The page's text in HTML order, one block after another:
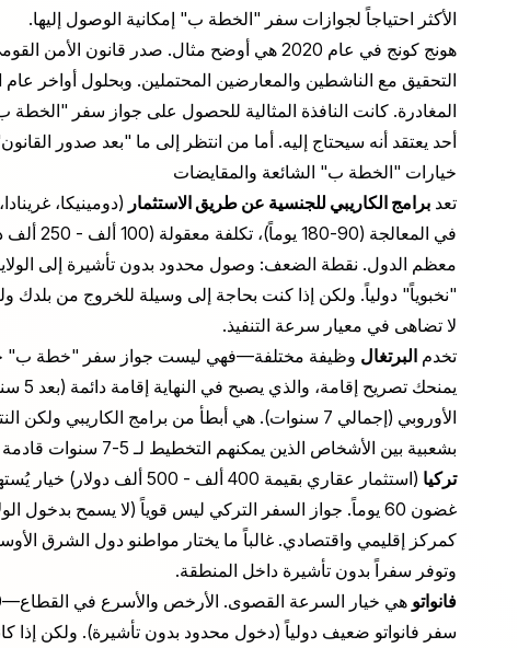
الأكثر احتياجاً لجوازات سفر "الخطة ب" إمكانية الوصول إليها.
أحد يعتقد أنه سيحتاج إليه. أما من انتظر إلى ما "بعد صدور
خيارات "الخطة ب" الشائعة والمقايضات
تعد برامج الكاريبي للجنسية عن طريق الاستثمار (دومينيكا،
في
معظم الدول. نقطة الضعف: وصول محدود بدون تأشيرة إلى
"نخبوياً" دولياً. ولكن إذا كنت بحاجة إلى وسيلة للخروج من بلدك
لا تضاهى في معيار سرعة التنفيذ.
تخدم البرتغال
الأوروبي (إجمالي 7 سنوات). هي أبطأ من برامج
بشعبية بين الأشخاص الذين يمكنهم التخطيط لـ 5-7 سنوات قادمة ويريدون جواز سفر معترفاً به عالمياً.
تركيا
(استثمار عقاري بقيمة 400
غضون 60 يوماً. جواز السفر التركي ليس قوياً (لا يسمح
كمركز إقليمي واقتصادي. غالباً ما يختار مواطنو دول الشرق
وتوفر سفراً بدون تأشيرة داخل المنطقة.
فانواتو
سفر فانواتو ضعيف دولياً (دخول محدود بدون تأشيرة). ولكن